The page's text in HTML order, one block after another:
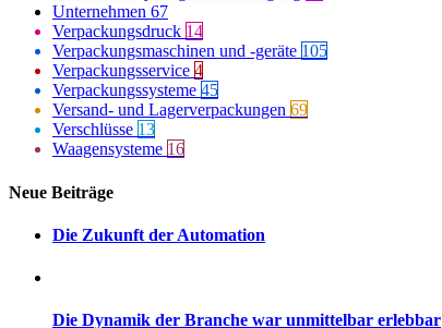
Unternehmen 67
Verpackungsdruck 14
Verpackungsmaschinen und -geräte 105
Verpackungsservice 4
Verpackungssysteme 45
Versand- und Lagerverpackungen 69
Verschlüsse 13
Waagensysteme 16
Neue Beiträge
Die Zukunft der Automation
Die Dynamik der Branche war unmittelbar erlebbar